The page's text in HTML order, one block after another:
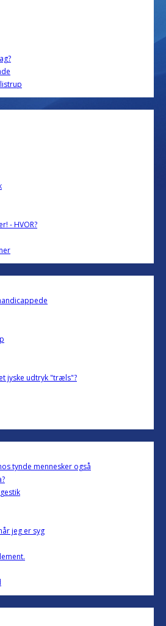
- HVOR?
jyske udtryk "træls"?
tynde mennesker også
jeg er syg